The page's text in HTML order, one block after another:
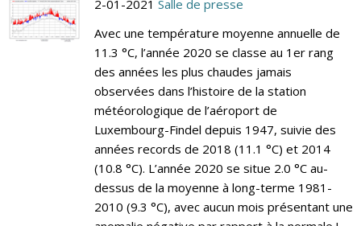
2-01-2021 Salle de presse
Avec une température moyenne annuelle de
11.3 °C, l’année 2020 se classe au 1er rang
des années les plus chaudes jamais
observées dans l’histoire de la station
météorologique de l’aéroport de
Luxembourg-Findel depuis 1947, suivie des
années records de 2018 (11.1 °C) et 2014
(10.8 °C). L’année 2020 se situe 2.0 °C au-
dessus de la moyenne à long-terme 1981-
2010 (9.3 °C), avec aucun mois présentant une